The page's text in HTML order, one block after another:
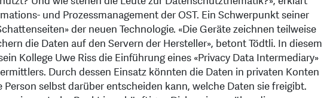
und Prozessmanagement der OST. Ein Schwerpunkt seiner
der neuen Technologie. «Die Geräte zeichnen teilweise
die Daten auf den Servern der Hersteller», betont Tödtli. In diesem
Kollege Uwe Riss die Einführung eines «Privacy Data Intermediary»
Durch dessen Einsatz könnten die Daten in privaten Konten
selbst darüber entscheiden kann, welche Daten sie freigibt.